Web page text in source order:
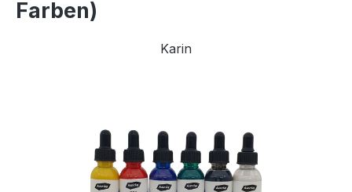
Farben)
Karin